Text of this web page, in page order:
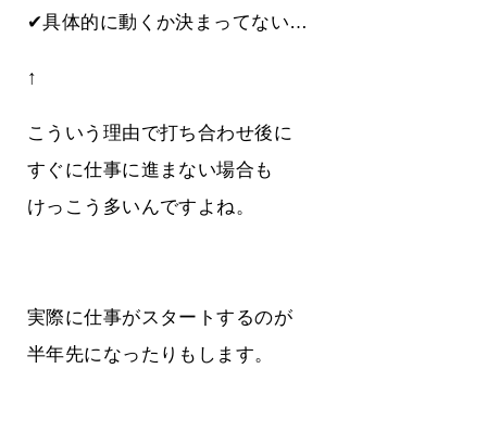
✔具体的に動くか決まってない…
↑
こういう理由で打ち合わせ後に
すぐに仕事に進まない場合も
けっこう多いんですよね。
実際に仕事がスタートするのが
半年先になったりもします。